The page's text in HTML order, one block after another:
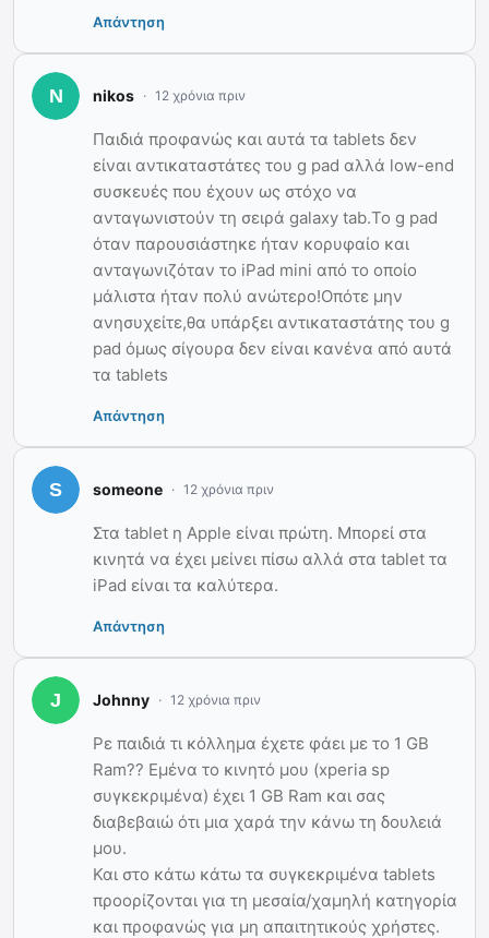
Απάντηση
nikos 12 χρόνια πριν
Παιδιά προφανώς και αυτά τα tablets δεν
είναι αντικαταστάτες του g pad αλλά low-end
συσκευές που έχουν ως στόχο να
ανταγωνιστούν τη σειρά galaxy tab.Το g pad
όταν παρουσιάστηκε ήταν κορυφαίο και
ανταγωνιζόταν το iPad mini από το οποίο
μάλιστα ήταν πολύ ανώτερο!Οπότε μην
ανησυχείτε,θα υπάρξει αντικαταστάτης του g
pad όμως σίγουρα δεν είναι κανένα από αυτά
τα tablets
Απάντηση
someone 12 χρόνια πριν
Στα tablet η Apple είναι πρώτη. Μπορεί στα
κινητά να έχει μείνει πίσω αλλά στα tablet τα
iPad είναι τα καλύτερα.
Απάντηση
Johnny 12 χρόνια πριν
Ρε παιδιά τι κόλλημα έχετε φάει με το 1 GB
Ram?? Εμένα το κινητό μου (xperia sp
συγκεκριμένα) έχει 1 GB Ram και σας
διαβεβαιώ ότι μια χαρά την κάνω τη δουλειά
μου.
Και στο κάτω κάτω τα συγκεκριμένα tablets
προορίζονται για τη μεσαία/χαμηλή κατηγορία
και προφανώς για μη απαιτητικούς χρήστες.